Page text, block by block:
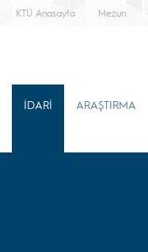
KTÜ Anasayfa Mezun
İDARİ ARAŞTIRMA